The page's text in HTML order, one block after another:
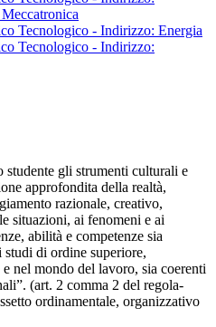
Tecnologico - Indirizzo: Energia
Tecnologico - Indirizzo:
gli strumenti culturali e
approfondita della realtà,
razionale, creativo,
situazioni, ai fenomeni e ai
abilità e compe­tenze sia
studi di ordine superiore,
nel mondo del lavoro, sia coerenti
(art. 2 comma 2 del regola­
ordinamentale, organizzativo